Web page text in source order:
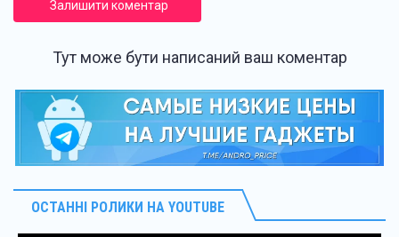
Залишити коментар
Тут може бути написаний ваш коментар
ОСТАННІ РОЛИКИ НА YOUTUBE